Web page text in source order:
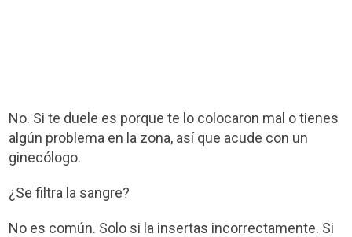
No. Si te duele es porque te lo colocaron mal o tienes
algún problema en la zona, así que acude con un
ginecólogo.
¿Se filtra la sangre?
No es común. Solo si la insertas incorrectamente. Si